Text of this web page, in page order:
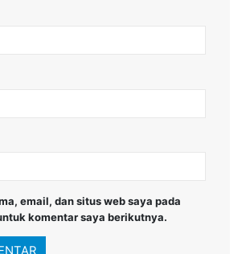
email, dan situs web saya pada
komentar saya berikutnya.